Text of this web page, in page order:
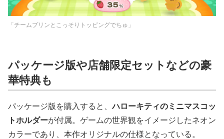
「チームプリンとこっそりトッピングでちゅ」
パッケージ版や店舗限定セットなどの豪
華特典も
パッケージ版を購入すると、ハローキティのミニマスコッ
トホルダーが付属。ゲームの世界観をイメージしたネオン
カラーであり、本作オリジナルの仕様となっている。